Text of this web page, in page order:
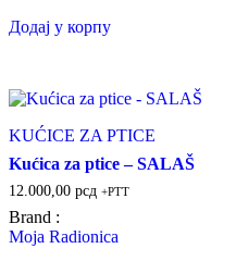
Додај у корпу
KUĆICE ZA PTICE
Kućica za ptice – SALAŠ
12.000,00 рсд +PTT
Brand :
Moja Radionica